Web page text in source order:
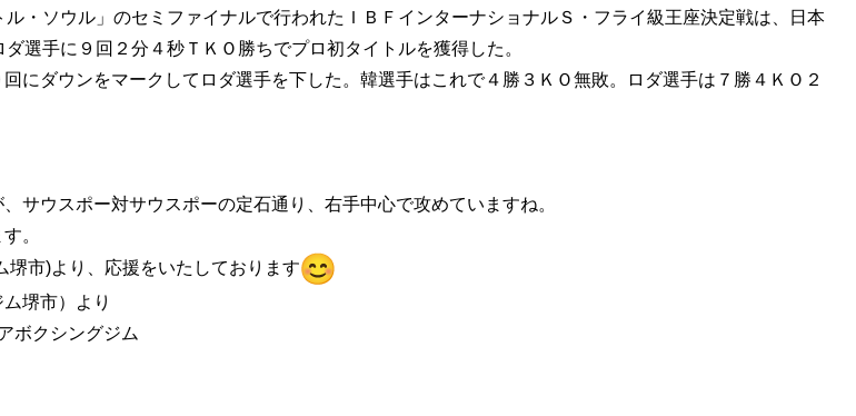
・ソウル」のセミファイナルで行われたＩＢＦインターナショナルＳ・フライ級王座決定戦は、日本
選手に９回２分４秒ＴＫＯ勝ちでプロ初タイトルを獲得した。
にダウンをマークしてロダ選手を下した。韓選手はこれで４勝３ＫＯ無敗。ロダ選手は７勝４ＫＯ２
サウスポー対サウスポーの定石通り、右手中心で攻めていますね。
。
市)より、応援をいたしております
堺市）より
ボクシングジム